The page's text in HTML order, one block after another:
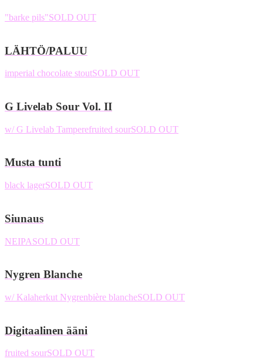
"barke pils"SOLD OUT
LÄHTÖ/PALUU
imperial chocolate stoutSOLD OUT
G Livelab Sour Vol. II
w/ G Livelab Tamperefruited sourSOLD OUT
Musta tunti
black lagerSOLD OUT
Siunaus
NEIPASOLD OUT
Nygren Blanche
w/ Kalaherkut Nygrenbière blancheSOLD OUT
Digitaalinen ääni
fruited sourSOLD OUT